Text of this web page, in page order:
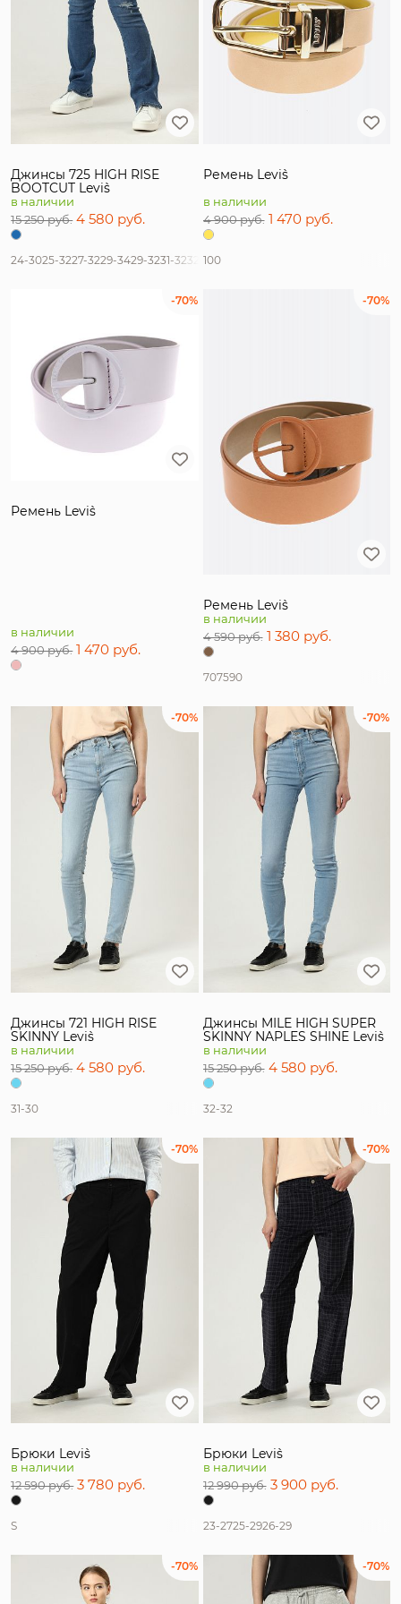
Джинсы 725 HIGH RISE
BOOTCUT Levi`s
в наличии
15 250 руб. 4 580 руб.
24-3025-3227-3229-3429-3231-3232-32
Ремень Levi`s
в наличии
4 900 руб. 1 470 руб.
100
-70%
Ремень Levi`s
в наличии
4 900 руб. 1 470 руб.
-70%
Ремень Levi`s
в наличии
4 590 руб. 1 380 руб.
707590
-70%
Джинсы 721 HIGH RISE
SKINNY Levi`s
в наличии
15 250 руб. 4 580 руб.
31-30
-70%
Джинсы MILE HIGH SUPER
SKINNY NAPLES SHINE Levi`s
в наличии
15 250 руб. 4 580 руб.
32-32
-70%
Брюки Levi`s
в наличии
12 590 руб. 3 780 руб.
S
-70%
Брюки Levi`s
в наличии
12 990 руб. 3 900 руб.
23-2725-2926-29
-70% -70%